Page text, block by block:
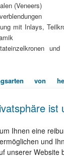
ist
Ihnen eine
und
unserer Website
(Veneers)
mit Inlays,
und
von
dem All-